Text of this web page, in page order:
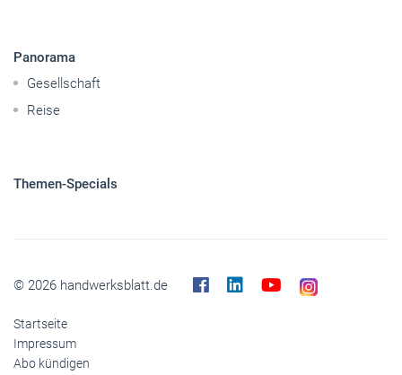
Panorama
Gesellschaft
Reise
Themen-Specials
© 2026 handwerksblatt.de
Startseite
Impressum
Abo kündigen